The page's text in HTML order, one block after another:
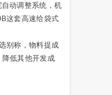
动调整系统，机
这套高速给袋式
别称，物料提成
低其他开发成